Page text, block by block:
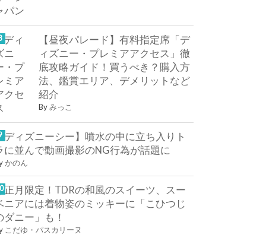
【昼夜パレード】有料指定席「デ
ィズニー・プレミアアクセス」徹
底攻略ガイド！買うべき？購入方
法、鑑賞エリア、デメリットなど
紹介
Byみっこ
ディズニーシー】噴水の中に立ち入りト
に並んで動画撮影のNG行為が話題に
かのん
正月限定！TDRの和風のスイーツ、スー
ニアには着物姿のミッキーに「こひつじ
ダニー」も！
こだゆ・パスカリーヌ